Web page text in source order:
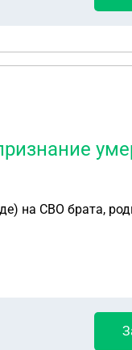
на СВО брата,